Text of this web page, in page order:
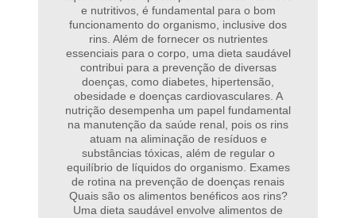
e nutritivos, é fundamental para o bom
funcionamento do organismo, inclusive dos
rins. Além de fornecer os nutrientes
essenciais para o corpo, uma dieta saudável
contribui para a prevenção de diversas
doenças, como diabetes, hipertensão,
obesidade e doenças cardiovasculares. A
nutrição desempenha um papel fundamental
na manutenção da saúde renal, pois os rins
atuam na aliminação de resíduos e
substâncias tóxicas, além de regular o
equilíbrio de líquidos do organismo. Exames
de rotina na prevenção de doenças renais
Quais são os alimentos benéficos aos rins?
Uma dieta saudável envolve alimentos de